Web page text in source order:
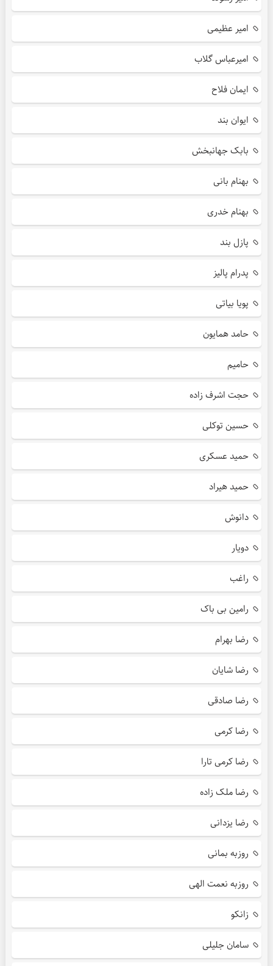
امیر عظیمی
امیرعباس گلاب
ایمان فلاح
ایوان بند
بابک جهانبخش
بهنام بانی
بهنام خدری
پازل بند
پدرام پالیز
پویا بیاتی
حامد همایون
حامیم
حجت اشرف زاده
حسین توکلی
حمید عسکری
حمید هیراد
دانوش
دویار
راغب
رامین بی باک
رضا بهرام
رضا شایان
رضا صادقی
رضا کرمی
رضا کرمی تارا
رضا ملک زاده
رضا یزدانی
روزبه بمانی
روزبه نعمت الهی
زانکو
سامان جلیلی